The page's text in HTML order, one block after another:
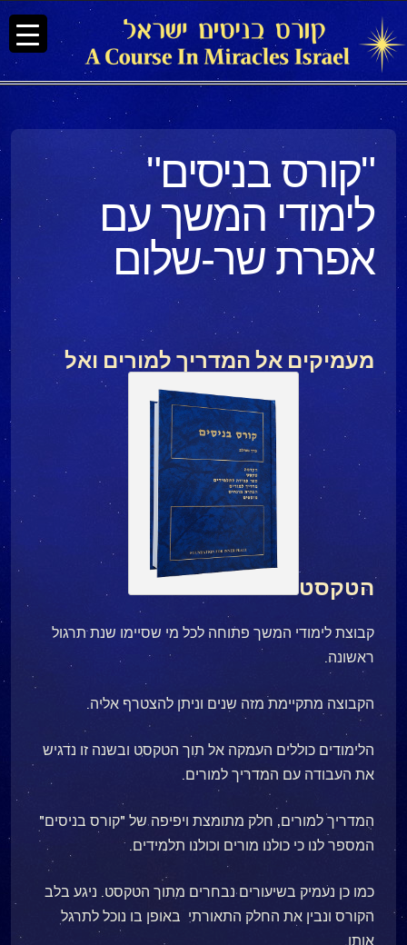
"קורס בניסים"
לימודי המשך עם
אפרת שר-שלום
מעמיקים אל המדריך למורים ואל
הטקסט
קבוצת לימודי המשך פתוחה לכל מי שסיימו שנת תרגול
ראשונה.
הקבוצה מתקיימת מזה שנים וניתן להצטרף אליה.
הלימודים כוללים העמקה אל תוך הטקסט ובשנה זו נדגיש
את העבודה עם המדריך למורים.
המדריך למורים, חלק מתומצת ויפיפה של "קורס בניסים"
המספר לנו כי כולנו מורים וכולנו תלמידים.
כמו כן נעמיק בשיעורים נבחרים מתוך הטקסט. ניגע בלב
הקורס ונבין את החלק התאורתי באופן בו נוכל לתרגל
אותו.